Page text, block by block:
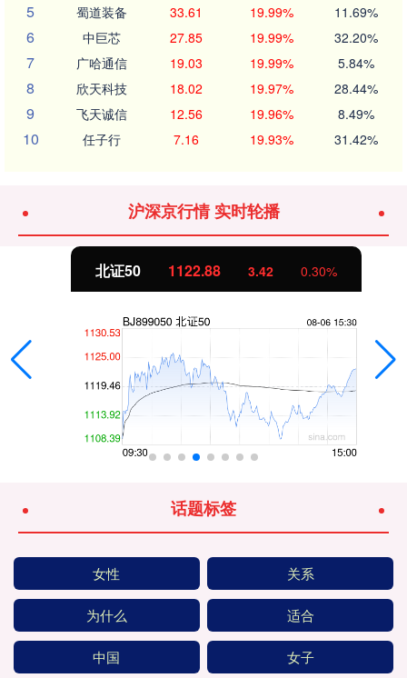
5 蜀道装备 33.61 19.99% 11.69%
6 中巨芯 27.85 19.99% 32.20%
7 广哈通信 19.03 19.99% 5.84%
8 欣天科技 18.02 19.97% 28.44%
9 飞天诚信 12.56 19.96% 8.49%
10 任子行 7.16 19.93% 31.42%
沪深京行情 实时轮播
北证50 1122.88 3.42 0.30%
话题标签
女性 关系
为什么 适合
中国 女子